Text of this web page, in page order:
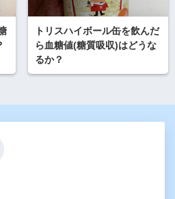
トリスハイボール缶を飲んだ
ら血糖値(糖質吸収)はどうな
るか？